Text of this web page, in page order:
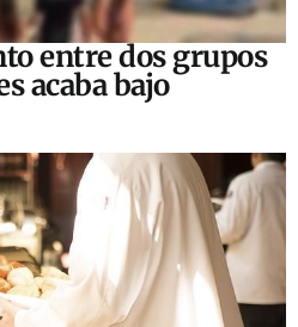
entre dos grupos
acaba bajo